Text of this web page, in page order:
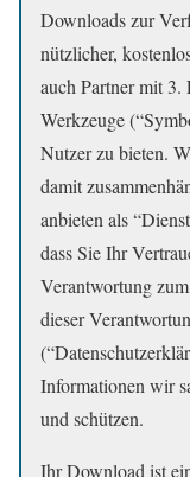
Downloads zur
nützlicher,
auch Partner mit 3.
Werkzeuge
Nutzer zu bieten.
damit
anbieten als
dass Sie Ihr
Verantwortung
dieser
Informationen wir
und schützen.
Ihr Download ist